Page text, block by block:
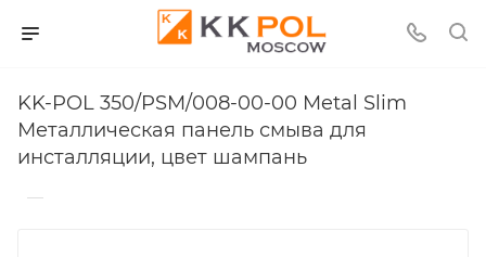
KK-POL 350/PSM/008-00-00 Metal Slim
Металлическая панель смыва для
инсталляции, цвет шампань
—